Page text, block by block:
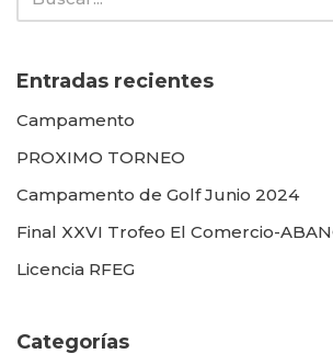
Entradas recientes
Campamento
PROXIMO TORNEO
Campamento de Golf Junio 2024
Final XXVI Trofeo El Comercio-
Licencia RFEG
Categorías